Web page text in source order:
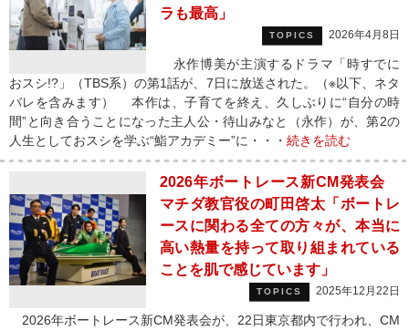
ラも最高」
TOPICS 2026年4月8日
永作博美が主演するドラマ「時すでに
おスシ!?」（TBS系）の第1話が、7日に放送された。（※以下、ネタ
バレを含みます） 本作は、子育てを終え、久しぶりに“自分の時
間”と向き合うことになった主人公・待山みなと（永作）が、第2の
人生としておスシを学ぶ“鮨アカデミー”に・・・ 続きを読む
2026年ボートレース新CM発表会
マチダ教官役の町田啓太「ボートレ
ースに関わる全ての方々が、本当に
高い熱量を持って取り組まれている
ことを肌で感じています」
TOPICS 2025年12月22日
2026年ボートレース新CM発表会が、22日東京都内で行われ、CM